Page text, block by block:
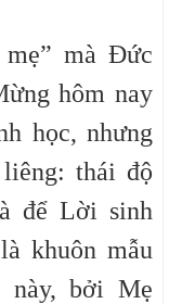
mà Đức
hôm nay
học, nhưng
thái độ
để Lời sinh
khuôn mẫu
này, bởi Mẹ